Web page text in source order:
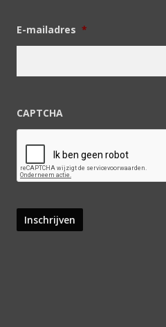
E-mailadres *
CAPTCHA